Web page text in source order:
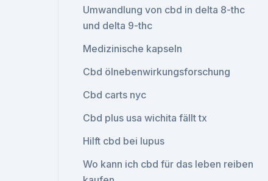
Umwandlung von cbd in delta 8-thc
und delta 9-thc
Medizinische kapseln
Cbd ölnebenwirkungsforschung
Cbd carts nyc
Cbd plus usa wichita fällt tx
Hilft cbd bei lupus
Wo kann ich cbd für das leben reiben